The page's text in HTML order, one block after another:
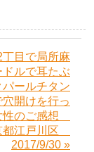
目で局所麻
ルで耳たぶ
パールチタン
穴開けを行っ
性のご感想
都江戸川区
2017/9/30 »